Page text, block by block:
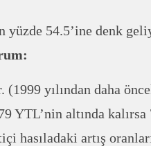
yüzde 54.5’ine denk
yılından daha
YTL’nin altında
hasıladaki artış